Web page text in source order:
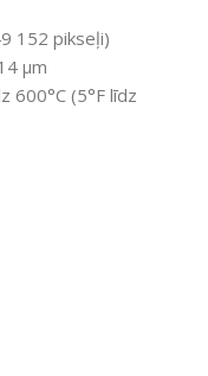
152 pikseļi)
μm
600°C (5°F līdz